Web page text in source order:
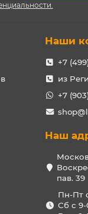
Наши
+7
из
+7
Наш
пав. 39
Пн-Пт
Сб с 9-